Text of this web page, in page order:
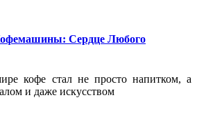
Сердце Любого
кофе стал не просто напитком, а
и даже искусством